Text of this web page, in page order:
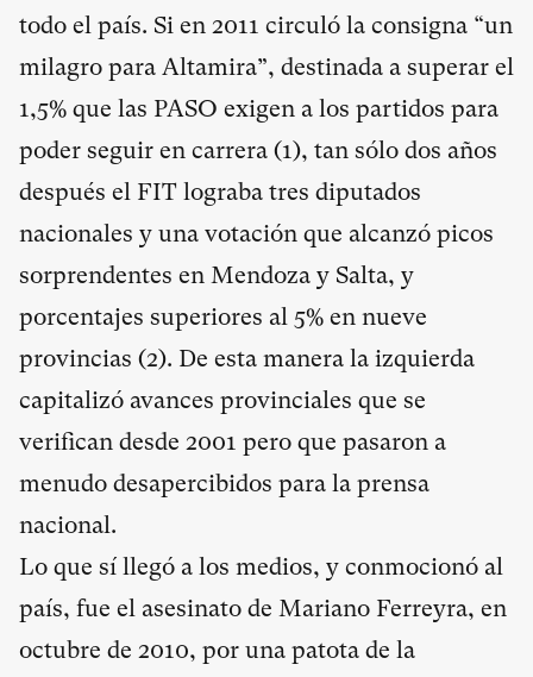
todo el país. Si en 2011 circuló la consigna “un
milagro para Altamira”, destinada a superar el
1,5% que las PASO exigen a los partidos para
poder seguir en carrera (1), tan sólo dos años
después el FIT lograba tres diputados
nacionales y una votación que alcanzó picos
sorprendentes en Mendoza y Salta, y
porcentajes superiores al 5% en nueve
provincias (2). De esta manera la izquierda
capitalizó avances provinciales que se
verifican desde 2001 pero que pasaron a
menudo desapercibidos para la prensa
nacional.
Lo que sí llegó a los medios, y conmocionó al
país, fue el asesinato de Mariano Ferreyra, en
octubre de 2010, por una patota de la